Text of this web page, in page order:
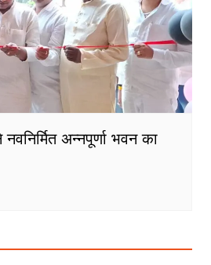
अन्नपूर्णा भवन का